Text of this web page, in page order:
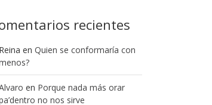
recientes
Reina en Quien se conformaría con
en Porque nada más orar
no nos sirve